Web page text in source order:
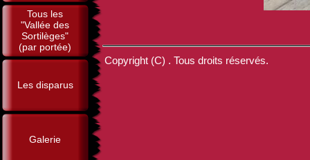
Tous les
"Vallée des
Sortilèges"
(par portée)
Les disparus
Galerie
Copyright (C) . Tous droits réservés.